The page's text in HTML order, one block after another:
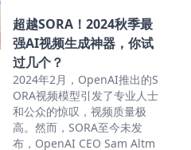
超越SORA！2024秋季最
强AI视频生成神器，你试
过几个？
2024年2月，OpenAI推出的S
ORA视频模型引发了专业人士
和公众的惊叹，视频质量极
高。然而，SORA至今未发
布，OpenAI CEO Sam Altm